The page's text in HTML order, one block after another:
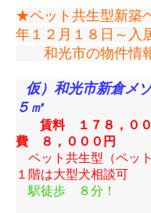
★ペット共生型新築
年１２月１８日～
和光市の物件情
仮）和光市新倉メ
５ ㎡
賃料 １７８，０
費 ８，０００円
ペット共生型 （ペッ
１階は大型犬相談可
駅徒歩 ８分！